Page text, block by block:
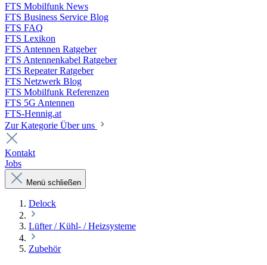
FTS Mobilfunk News
FTS Business Service Blog
FTS FAQ
FTS Lexikon
FTS Antennen Ratgeber
FTS Antennenkabel Ratgeber
FTS Repeater Ratgeber
FTS Netzwerk Blog
FTS Mobilfunk Referenzen
FTS 5G Antennen
FTS-Hennig.at
Zur Kategorie Über uns
Kontakt
Jobs
Menü schließen
Delock
Lüfter / Kühl- / Heizsysteme
Zubehör